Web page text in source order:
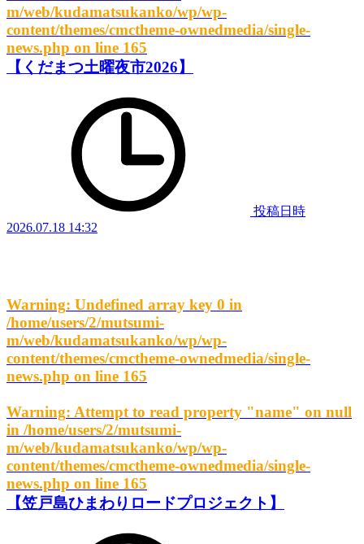
m/web/kudamatsukanko/wp/wp-
content/themes/cmctheme-ownedmedia/single-
news.php on line 165
【くだまつ土曜夜市2026】
投稿日時
2026.07.18 14:32
Warning: Undefined array key 0 in
/home/users/2/mutsumi-
m/web/kudamatsukanko/wp/wp-
content/themes/cmctheme-ownedmedia/single-
news.php on line 165
Warning: Attempt to read property "name" on null
in /home/users/2/mutsumi-
m/web/kudamatsukanko/wp/wp-
content/themes/cmctheme-ownedmedia/single-
news.php on line 165
【笠戸島ひまわりロードプロジェクト】